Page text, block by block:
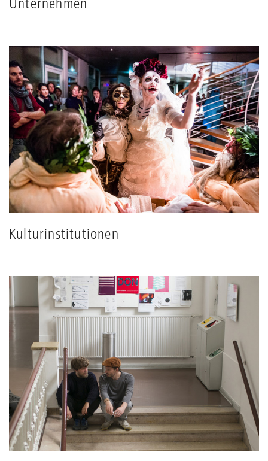
Kulturinstitutionen